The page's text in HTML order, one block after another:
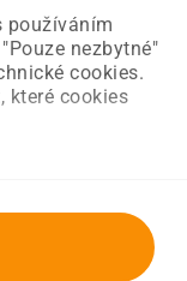
používáním
nezbytné"
cookies.
které cookies
strana